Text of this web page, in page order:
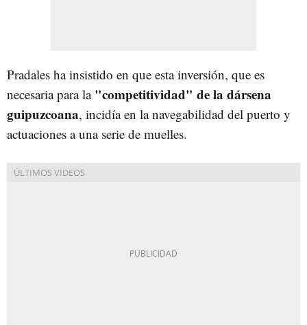
Pradales ha insistido en que esta inversión, que es
necesaria para la"competitividad" de la dársena
guipuzcoana, incidía en la navegabilidad del puerto y
actuaciones a una serie de muelles.